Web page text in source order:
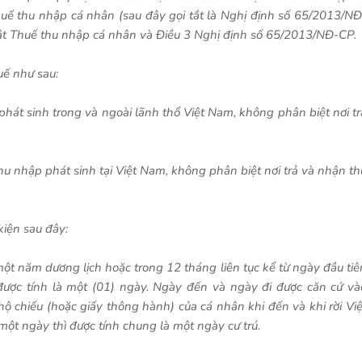
thu nhập cá nhân (sau đây gọi tắt là Nghị định số 65/2013/
Thuế thu nhập cá nhân và Điều 3 Nghị định số 65/2013/NĐ-CP.
như sau:
sinh trong và ngoài lãnh thổ Việt Nam, không phân biệt nơi
nhập phát sinh tại Việt Nam, không phân biệt nơi trả và nhận
sau đây:
năm dương lịch hoặc trong 12 tháng liên tục kể từ ngày đầu
tính là một (01) ngày. Ngày đến và ngày đi được căn cứ
chiếu (hoặc giấy thông hành) của cá nhân khi đến và khi rời
ngày thì được tính chung là một ngày cư trú.